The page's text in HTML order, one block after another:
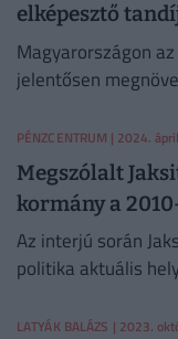
elképesztő
Magyarországon
jelentősen
PÉNZCENTRUM | 2024.
Megszólalt
kormány a
Az interjú során
politika aktuális
beszéltek.
LATYÁK BALÁZS | 2023.